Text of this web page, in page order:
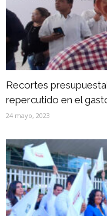
Recortes
repercutido en el
24 mayo, 2023